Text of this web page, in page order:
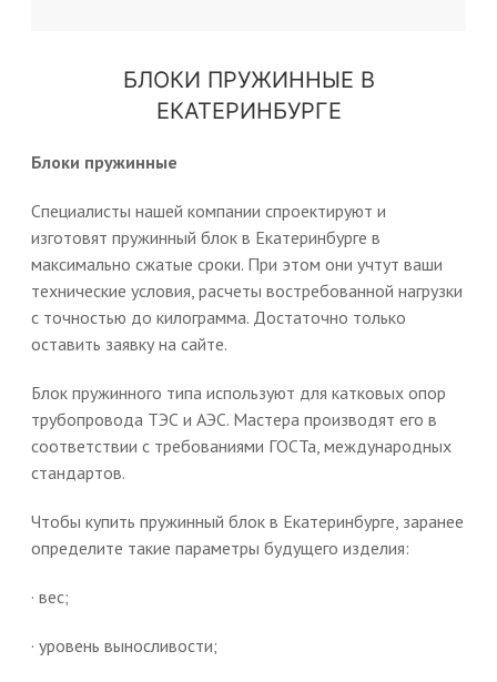
БЛОКИ ПРУЖИННЫЕ В
ЕКАТЕРИНБУРГЕ
Блоки пружинные
Специалисты нашей компании спроектируют и
изготовят пружинный блок в Екатеринбурге в
максимально сжатые сроки. При этом они учтут ваши
технические условия, расчеты востребованной нагрузки
с точностью до килограмма. Достаточно только
оставить заявку на сайте.
Блок пружинного типа используют для катковых опор
трубопровода ТЭС и АЭС. Мастера производят его в
соответствии с требованиями ГОСТа, международных
стандартов.
Чтобы купить пружинный блок в Екатеринбурге, заранее
определите такие параметры будущего изделия:
· вес;
· уровень выносливости;